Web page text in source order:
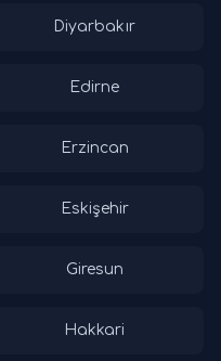
Diyarbakır
Edirne
Erzincan
Eskişehir
Giresun
Hakkari